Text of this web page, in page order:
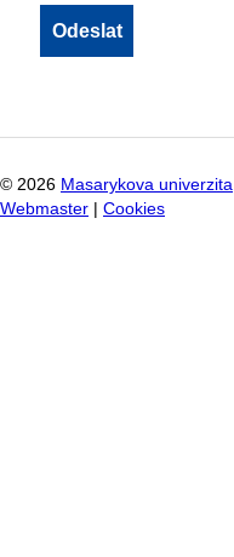
© 2026 Masarykova univerzita
Webmaster
Cookies